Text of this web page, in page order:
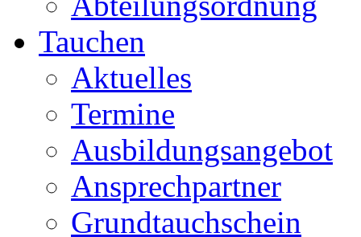
Tauchen
Aktuelles
Termine
Ausbildungsangebot
Ansprechpartner
Grundtauchschein